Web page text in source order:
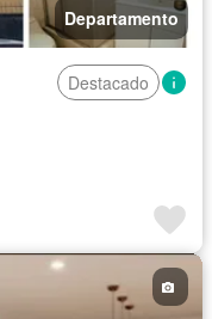
Departamento
Destacado